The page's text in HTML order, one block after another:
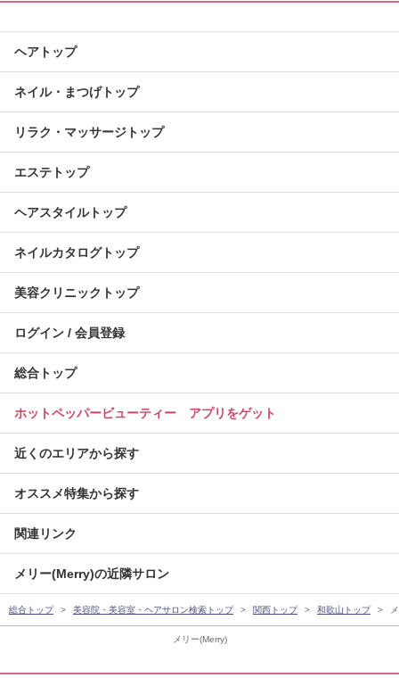
メリー(Merry)
ヘアトップ
ネイル・まつげトップ
リラク・マッサージトップ
エステトップ
ヘアスタイルトップ
ネイルカタログトップ
美容クリニックトップ
ログイン / 会員登録
総合トップ
ホットペッパービューティー アプリをゲット
近くのエリアから探す
オススメ特集から探す
関連リンク
メリー(Merry)の近隣サロン
総合トップ 美容院・美容室・ヘアサロン検索トップ 関西トップ 和歌山トップ